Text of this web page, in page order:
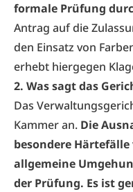
formale Prüfung
Antrag auf die
den Einsatz von
erhebt hiergegen
2. Was sagt das
Das
Kammer an. Die
besondere
allgemeine
der Prüfung. Es ist